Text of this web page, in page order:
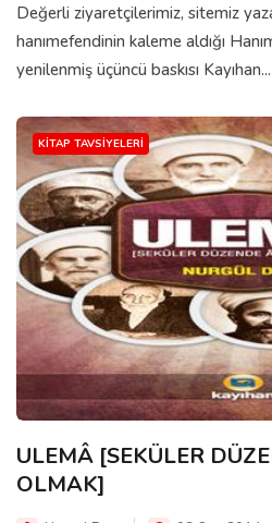
Değerli ziyaretçilerimiz, sitemiz
hanımefendinin kaleme aldığı
yenilenmiş üçüncü baskısı Kayıhan...
KITAP TAVSIYELERI
ULEMÂ [SEKÜLER
OLMAK]